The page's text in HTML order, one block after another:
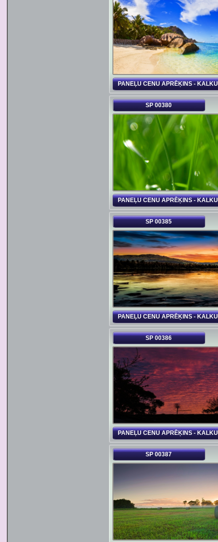
PANEĻU CENU APRĒĶINS -
SP 00380
PANEĻU CENU APRĒĶINS -
SP 00385
PANEĻU CENU APRĒĶINS -
SP 00386
PANEĻU CENU APRĒĶINS -
SP 00387